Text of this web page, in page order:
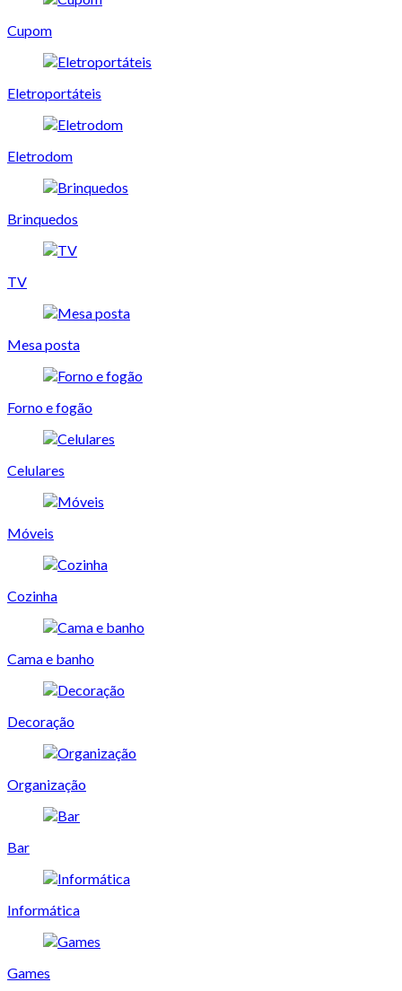
Cupom
Eletroportáteis
Eletrodom
Brinquedos
TV
Mesa posta
Forno e fogão
Celulares
Móveis
Cozinha
Cama e banho
Decoração
Organização
Bar
Informática
Games